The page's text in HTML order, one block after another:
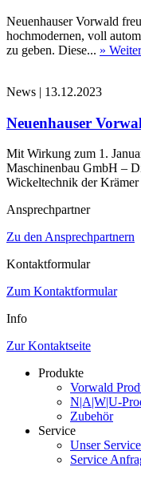
Neuenhauser Vorwald
hochmodernen, voll
zu geben. Diese... »
News | 13.12.2023
Neuenhauser
Mit Wirkung zum 1.
Maschinenbau GmbH –
Wickeltechnik der
Ansprechpartner
Zu den Ansprechpartnern
Kontaktformular
Zum Kontaktformular
Info
Zur Kontaktseite
Produkte
Vorwald
N|A|W|U-
Zubehör
Service
Unser
Service